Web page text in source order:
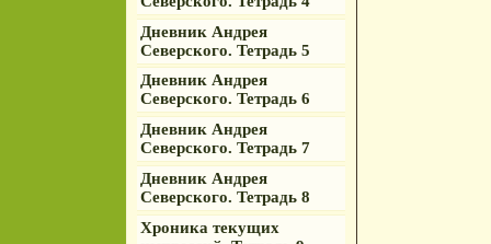
Дневник Андрея
Северского. Тетрадь 5
Дневник Андрея
Северского. Тетрадь 6
Дневник Андрея
Северского. Тетрадь 7
Дневник Андрея
Северского. Тетрадь 8
Хроника текущих